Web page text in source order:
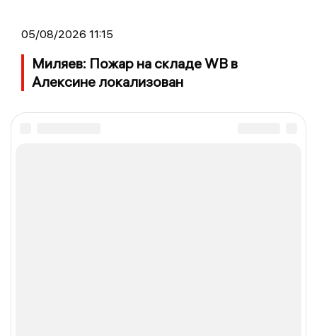
05/08/2026 11:15
Миляев: Пожар на складе WB в
Алексине локализован